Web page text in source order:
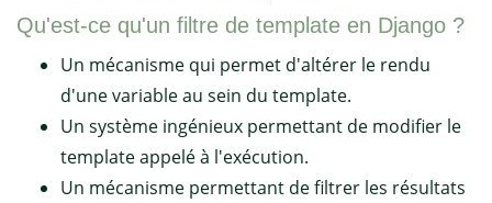
Qu'est-ce qu'un filtre de template en Django ?
Un mécanisme qui permet d'altérer le rendu
d'une variable au sein du template.
Un système ingénieux permettant de modifier le
template appelé à l'exécution.
Un mécanisme permettant de filtrer les résultats